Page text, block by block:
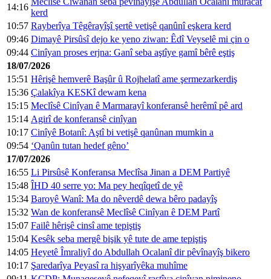
14:16
kerd
10:57 Rayberîya Têgêrayîşî şertê vetişê qanûnî eşkera kerd
09:46 Dimayê Pirsûsî dejo ke yeno ziwan: Êdî Veyselê mi çin o
09:44 Cinîyan proses erjna: Ganî seba aştîye gamî bêrê eştiş
18/07/2026
15:51 Hêrişê hemverê Başûr û Rojhelatî ame şermezarkerdiş
15:36 Çalakîya KESKî dewam kena
15:15 Meclîsê Cinîyan ê Marmarayî konferansê herêmî pê ard
15:14 Agirî de konferansê cinîyan
10:17 Cinîyê Botanî: Aştî bi vetişê qanûnan mumkin a
09:54 ‘Qanûn tutan hedef gêno’
17/07/2026
16:55 Li Pirsûsê Konferansa Meclîsa Jinan a DEM Partiyê
15:48 ÎHD 40 serre yo: Ma pey heqîqetî de yê
15:34 Baroyê Wanî: Ma do nêverdê dewa bêro padayîş
15:32 Wan de konferansê Meclîsê Cinîyan ê DEM Partî
15:07 Failê hêrişê cinsî ame tepiştiş
15:04 Kesêk seba mergê bişik yê tute de ame tepiştiş
14:05 Heyetê Îmraliyî do Abdullah Ocalanî dir pêvînayîş bikero
10:17 Şaredarîya Peyasî ra hişyarîyêka muhîme